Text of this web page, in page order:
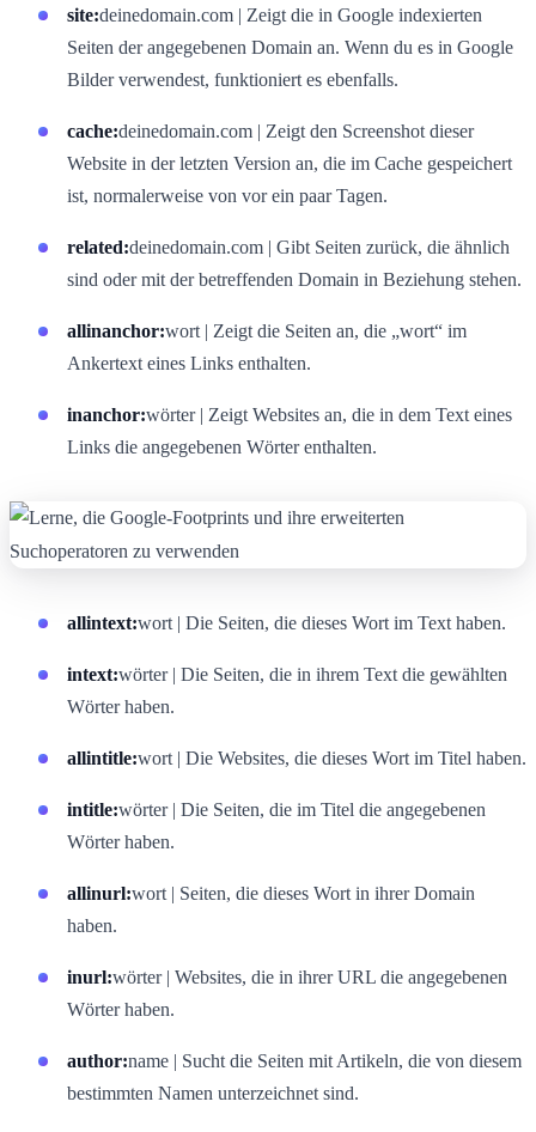
site:deinedomain.com | Zeigt die in Google indexierten
Seiten der angegebenen Domain an. Wenn du es in Google
Bilder verwendest, funktioniert es ebenfalls.
cache:deinedomain.com | Zeigt den Screenshot dieser
Website in der letzten Version an, die im Cache gespeichert
ist, normalerweise von vor ein paar Tagen.
related:deinedomain.com | Gibt Seiten zurück, die ähnlich
sind oder mit der betreffenden Domain in Beziehung stehen.
allinanchor:wort | Zeigt die Seiten an, die „wort“ im
Ankertext eines Links enthalten.
inanchor:wörter | Zeigt Websites an, die in dem Text eines
Links die angegebenen Wörter enthalten.
allintext:wort | Die Seiten, die dieses Wort im Text haben.
intext:wörter | Die Seiten, die in ihrem Text die gewählten
Wörter haben.
allintitle:wort | Die Websites, die dieses Wort im Titel haben.
intitle:wörter | Die Seiten, die im Titel die angegebenen
Wörter haben.
allinurl:wort | Seiten, die dieses Wort in ihrer Domain
haben.
inurl:wörter | Websites, die in ihrer URL die angegebenen
Wörter haben.
author:name | Sucht die Seiten mit Artikeln, die von diesem
bestimmten Namen unterzeichnet sind.